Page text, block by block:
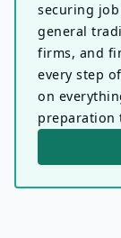
securing
general
firms, and
every step
on
preparation